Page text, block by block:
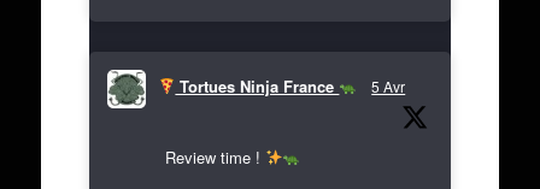
Tortues Ninja France 5 Avr
Review time !